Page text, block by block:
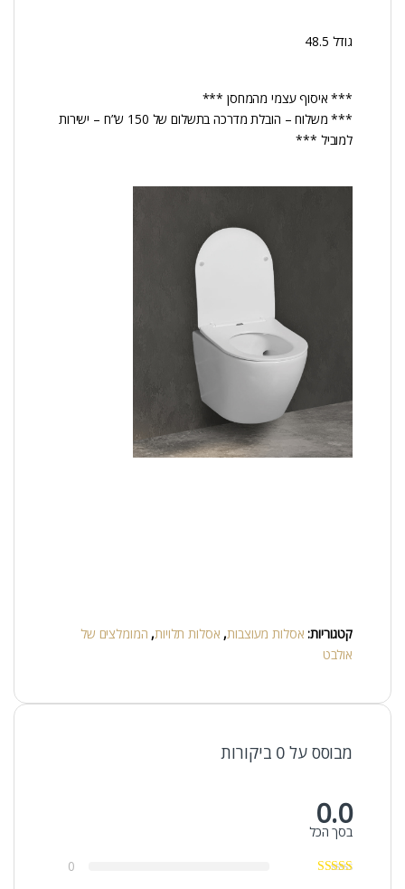
גודל 48.5
*** איסוף עצמי מהמחסן ***
*** משלוח – הובלת מדרכה בתשלום של 150 ש”ח – ישירות
למוביל ***
קטגוריות: אסלות מעוצבות, אסלות תלויות, המומלצים של
אולבט
מבוסס על 0 ביקורות
0.0
בסך הכל
0